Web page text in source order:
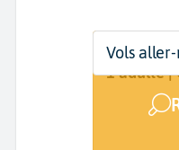
Départ
Biarritz
Dates
9 sept. -
Voyageurs
1 adulte |
Vols